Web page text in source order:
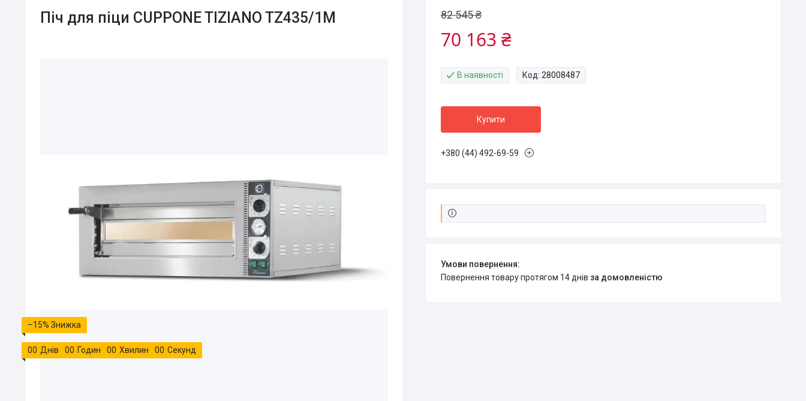
Піч для піци CUPPONE TIZIANO TZ435/1M
–15%
00 Днів 00 Годин 00 Хвилин 00 Секунд
82 545 ₴
70 163 ₴
В наявності Код: 28008487
Купити
+380 (44) 492-69-59
повернення товару протягом 14 днів за домовленістю